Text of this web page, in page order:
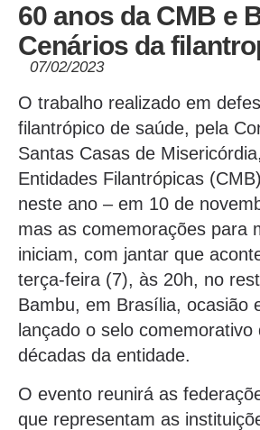
60 anos da CMB e
Cenários da
07/02/2023
O trabalho realizado em
filantrópico de saúde, pela
Santas Casas de
Entidades Filantrópicas
neste ano – em 10 de
mas as comemorações para
iniciam, com jantar que
terça-feira (7), às 20h, no
Bambu, em Brasília, ocasião
lançado o selo comemorativo
décadas da entidade.
O evento reunirá as
que representam as